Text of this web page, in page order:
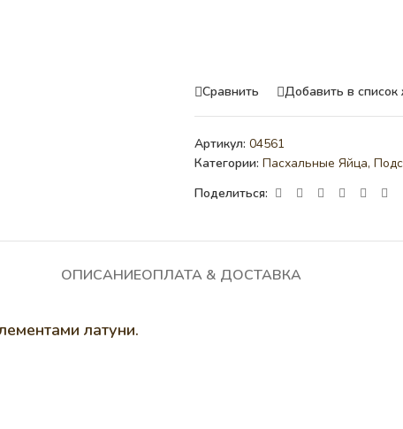
Сравнить Добавить в список
Артикул: 04561
Категории: Пасхальные Яйца,
Поделиться:
ОПИСАНИЕОПЛАТА & ДОСТАВКА
латуни.